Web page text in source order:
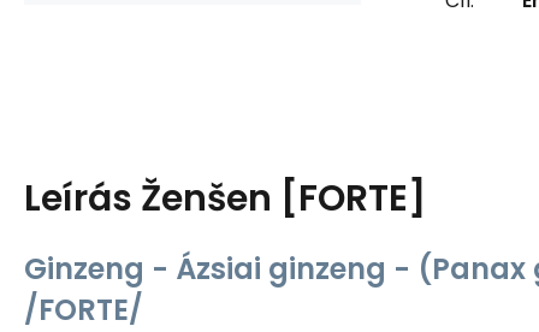
Leírás Ženšen [FORTE]
Ginzeng - Ázsiai ginzeng -
/FORTE/